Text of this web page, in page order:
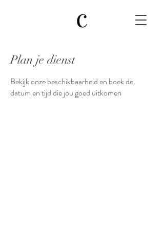
Plan je dienst
Bekijk onze beschikbaarheid en boek de
datum en tijd die jou goed uitkomen